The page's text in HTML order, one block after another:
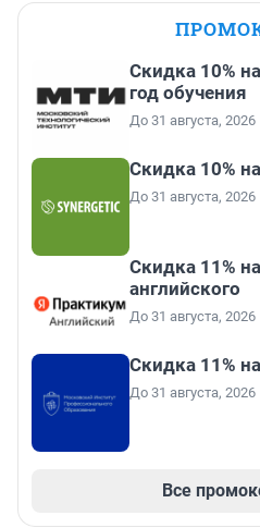
Скидка 10%
год обучения
До 31 августа, 2026
Скидка 10%
До 31 августа, 2026
Скидка 11%
английского
До 31 августа, 2026
Скидка 11%
До 31 августа, 2026
Все